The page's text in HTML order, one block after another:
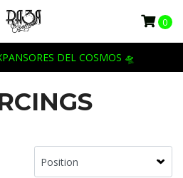
DEL COSMOS 🛸
0